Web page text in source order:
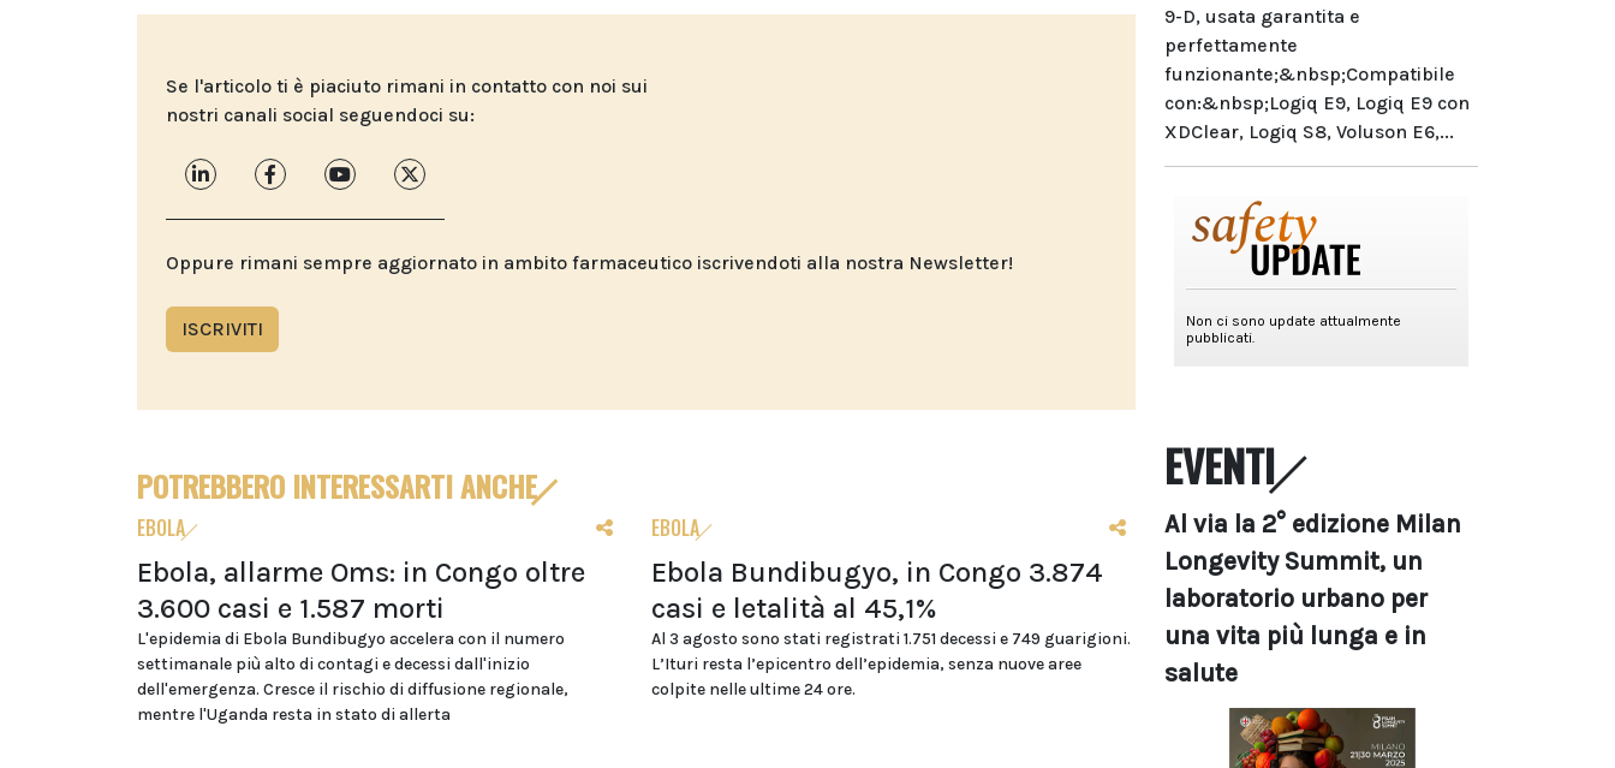
Se l'articolo ti è piaciuto rimani in contatto con noi sui
nostri canali social seguendoci su:
Oppure rimani sempre aggiornato in ambito farmaceutico iscrivendoti alla nostra Newsletter!
ISCRIVITI
POTREBBERO INTERESSARTI ANCHE
EBOLA
Ebola, allarme Oms: in Congo oltre
3.600 casi e 1.587 morti
L'epidemia di Ebola Bundibugyo accelera con il numero
settimanale più alto di contagi e decessi dall'inizio
dell'emergenza. Cresce il rischio di diffusione regionale,
mentre l'Uganda resta in stato di allerta
EBOLA
Ebola Bundibugyo, in Congo 3.874
casi e letalità al 45,1%
Al 3 agosto sono stati registrati 1.751 decessi e 749 guarigioni.
L’Ituri resta l’epicentro dell’epidemia, senza nuove aree
colpite nelle ultime 24 ore.
9-D, usata garantita e
perfettamente
funzionante;&nbsp;Compatibile
con:&nbsp;Logiq E9, Logiq E9 con
XDClear, Logiq S8, Voluson E6,...
EVENTI
Al via la 2° edizione Milan
Longevity Summit, un
laboratorio urbano per
una vita più lunga e in
salute